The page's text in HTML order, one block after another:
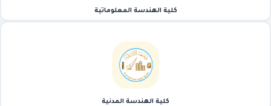
كلية الهندسة المعلوماتية
كلية الهندسة المدنية